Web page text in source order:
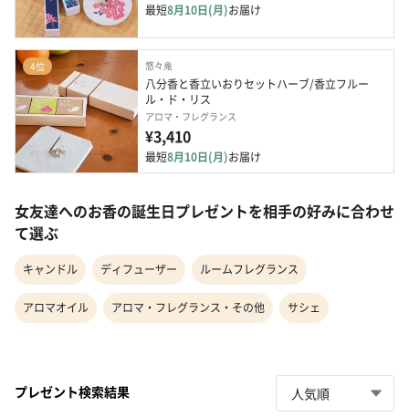
最短8月10日(月)お届け
4位 悠々庵
八分香と香立いおりセットハーブ/香立フルー
ル・ド・リス
アロマ・フレグランス
¥3,410
最短8月10日(月)お届け
女友達へのお香の誕生日プレゼントを相手の好みに合わせ
て選ぶ
キャンドル ディフューザー ルームフレグランス
アロマオイル アロマ・フレグランス・その他 サシェ
プレゼント検索結果